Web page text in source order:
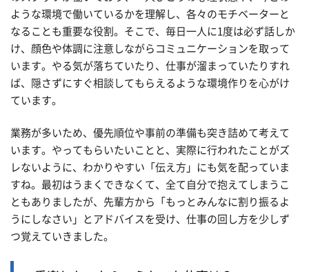
ような環境で働いているかを理解し、各々のモチベーターと
なることも重要な役割。そこで、毎日一人に1度は必ず話しか
け、顔色や体調に注意しながらコミュニケーションを取って
います。やる気が落ちていたり、仕事が溜まっていたりすれ
ば、隠さずにすぐ相談してもらえるような環境作りを心がけ
ています。
業務が多いため、優先順位や事前の準備も突き詰めて考えて
います。やってもらいたいことと、実際に行われたことがズ
レないように、わかりやすい「伝え方」にも気を配っていま
すね。最初はうまくできなくて、全て自分で抱えてしまうこ
ともありましたが、先輩方から「もっとみんなに割り振るよ
うにしなさい」とアドバイスを受け、仕事の回し方を少しず
つ覚えていきました。